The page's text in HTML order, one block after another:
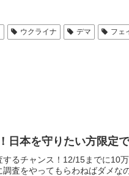
ウクライナ デマ フェ
日本を守りたい方限定
するチャンス！12/15までに10
調査をやってもらわねばダメな